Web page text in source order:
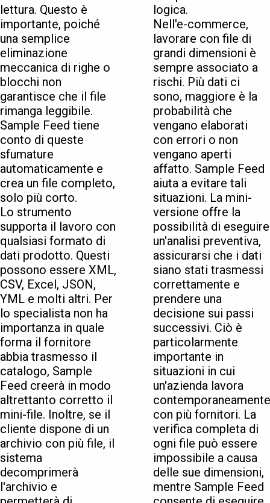
lettura. Questo è
importante, poiché
una semplice
eliminazione
meccanica di righe o
blocchi non
garantisce che il file
rimanga leggibile.
Sample Feed tiene
conto di queste
sfumature
automaticamente e
crea un file completo,
solo più corto.
Lo strumento
supporta il lavoro con
qualsiasi formato di
dati prodotto. Questi
possono essere XML,
CSV, Excel, JSON,
YML e molti altri. Per
lo specialista non ha
importanza in quale
forma il fornitore
abbia trasmesso il
catalogo, Sample
Feed creerà in modo
altrettanto corretto il
mini-file. Inoltre, se il
cliente dispone di un
archivio con più file, il
sistema
decomprimerà
l'archivio e
logica.
Nell'e-commerce,
lavorare con file di
grandi dimensioni è
sempre associato a
rischi. Più dati ci
sono, maggiore è la
probabilità che
vengano elaborati
con errori o non
vengano aperti
affatto. Sample Feed
aiuta a evitare tali
situazioni. La mini-
versione offre la
possibilità di eseguire
un'analisi preventiva,
assicurarsi che i dati
siano stati trasmessi
correttamente e
prendere una
decisione sui passi
successivi. Ciò è
particolarmente
importante in
situazioni in cui
un'azienda lavora
contemporaneamente
con più fornitori. La
verifica completa di
ogni file può essere
impossibile a causa
delle sue dimensioni,
mentre Sample Feed